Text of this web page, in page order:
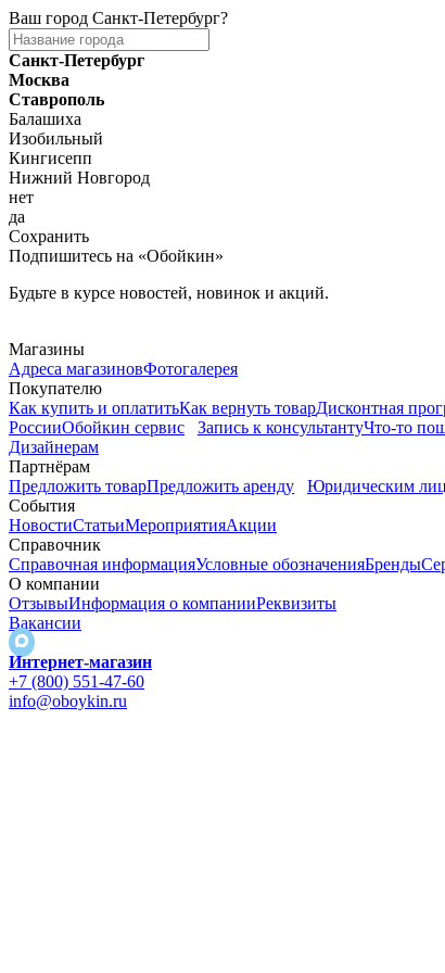
Ваш город Санкт-Петербург?
Санкт-Петербург
Москва
Ставрополь
Балашиха
Изобильный
Кингисепп
Нижний Новгород
нет
да
Сохранить
Подпишитесь на «Обойкин»
Будьте в курсе новостей, новинок и акций.
Магазины
Адреса магазиновФотогалерея
Покупателю
Как купить и оплатитьКак вернуть товарДисконтная
РоссииОбойкин сервис Запись к консультантуЧто-то
Дизайнерам
Партнёрам
Предложить товарПредложить аренду Юридическим
События
НовостиСтатьиМероприятияАкции
Справочник
Справочная информацияУсловные обозначенияБренды
О компании
ОтзывыИнформация о компанииРеквизиты
Вакансии
Интернет-магазин
+7 (800) 551-47-60
info@oboykin.ru